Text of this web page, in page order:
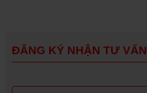
ĐĂNG KÝ NHẬN TƯ VẤN